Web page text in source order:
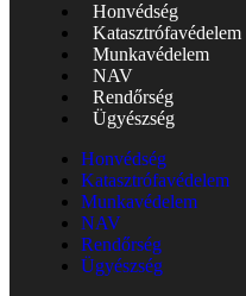
Honvédség
Katasztrófavédelem
Munkavédelem
NAV
Rendőrség
Ügyészség
Honvédség
Katasztrófavédelem
Munkavédelem
NAV
Rendőrség
Ügyészség